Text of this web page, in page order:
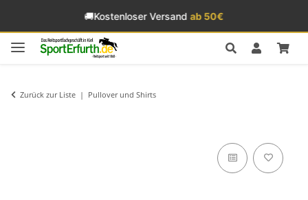
🚚Kostenloser Versandab 50€
Zurück zur Liste Pullover und Shirts